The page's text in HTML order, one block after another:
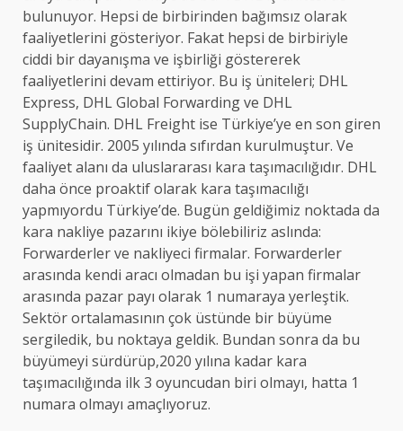
bulunuyor. Hepsi de birbirinden bağımsız olarak
faaliyetlerini gösteriyor. Fakat hepsi de birbiriyle
ciddi bir dayanışma ve işbirliği göstererek
faaliyetlerini devam ettiriyor. Bu iş üniteleri; DHL
Express, DHL Global Forwarding ve DHL
SupplyChain. DHL Freight ise Türkiye’ye en son giren
iş ünitesidir. 2005 yılında sıfırdan kurulmuştur. Ve
faaliyet alanı da uluslararası kara taşımacılığıdır. DHL
daha önce proaktif olarak kara taşımacılığı
yapmıyordu Türkiye’de. Bugün geldiğimiz noktada da
kara nakliye pazarını ikiye bölebiliriz aslında:
Forwarderler ve nakliyeci firmalar. Forwarderler
arasında kendi aracı olmadan bu işi yapan firmalar
arasında pazar payı olarak 1 numaraya yerleştik.
Sektör ortalamasının çok üstünde bir büyüme
sergiledik, bu noktaya geldik. Bundan sonra da bu
büyümeyi sürdürüp,2020 yılına kadar kara
taşımacılığında ilk 3 oyuncudan biri olmayı, hatta 1
numara olmayı amaçlıyoruz.